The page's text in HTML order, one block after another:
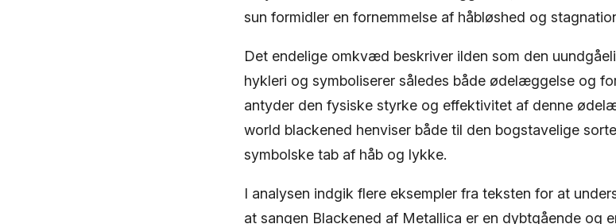
sun formidler en fornemmelse af håbløshed og
Det endelige omkvæd beskriver ilden som den
hykleri og symboliserer således både ødelæggelse og
antyder den fysiske styrke og effektivitet af denne
world blackened henviser både til den bogstavelige
symbolske tab af håb og lykke.
I analysen indgik flere eksempler fra teksten for at
at sangen Blackened af Metallica er en dybtgående og